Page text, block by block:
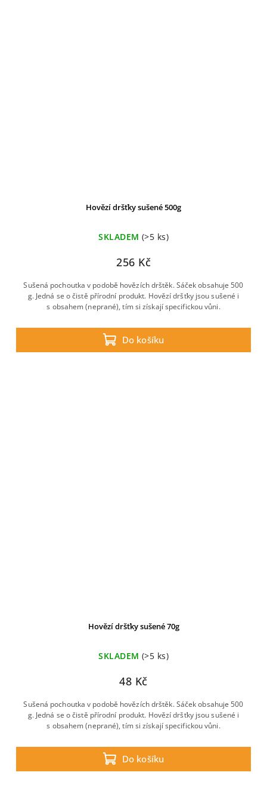
Hovězí dršťky sušené 500g
SKLADEM (>5 ks)
256 Kč
Do košíku
Sušená pochoutka v podobě hovězích drštěk. Sáček obsahuje 500
g. Jedná se o čistě přírodní produkt. Hovězí dršťky jsou sušené i
s obsahem (neprané), tím si získají specifickou vůni.
Hovězí dršťky sušené 70g
SKLADEM (>5 ks)
48 Kč
Do košíku
Sušená pochoutka v podobě hovězích drštěk. Sáček obsahuje 500
g. Jedná se o čistě přírodní produkt. Hovězí dršťky jsou sušené i
s obsahem (neprané), tím si získají specifickou vůni.